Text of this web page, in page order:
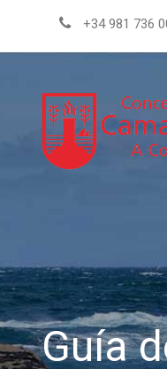
+34 981 736
Guía